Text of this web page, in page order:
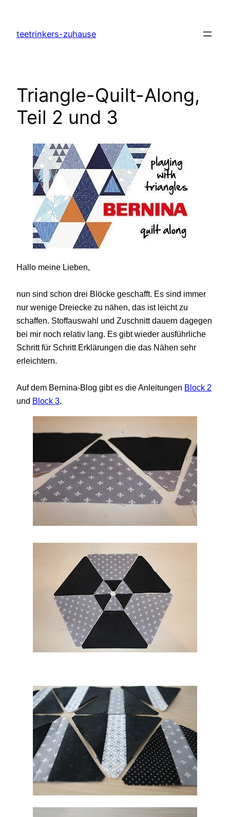
springen
teetrinkers-zuhause
Triangle-Quilt-Along,
Teil 2 und 3
Hallo meine Lieben,
nun sind schon drei Blöcke geschafft. Es sind immer
nur wenige Dreiecke zu nähen, das ist leicht zu
schaffen. Stoffauswahl und Zuschnitt dauern dagegen
bei mir noch relativ lang. Es gibt wieder ausführliche
Schritt für Schritt Erklärungen die das Nähen sehr
erleichtern.
Auf dem Bernina-Blog gibt es die Anleitungen Block 2
und Block 3.